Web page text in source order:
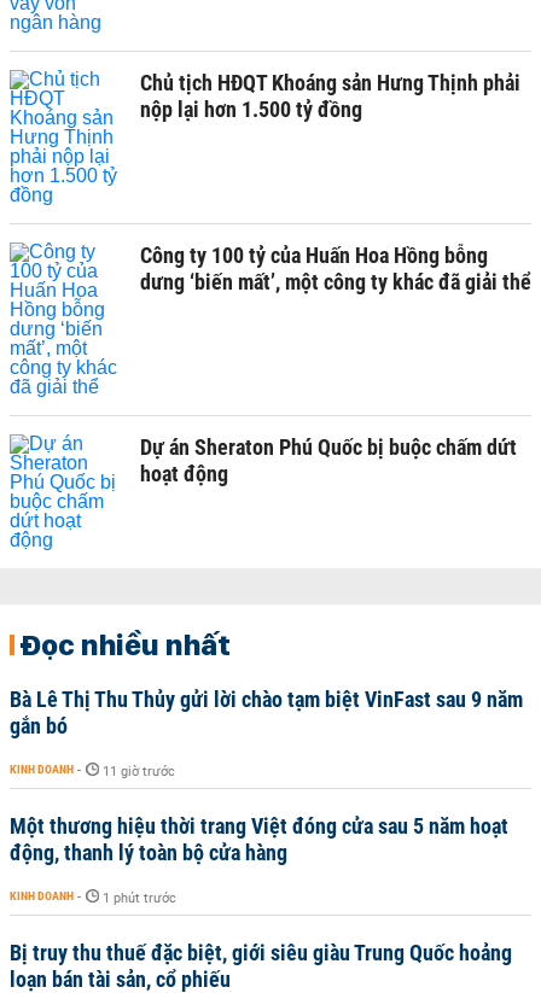
Chủ tịch HĐQT Khoáng sản Hưng Thịnh phải
nộp lại hơn 1.500 tỷ đồng
Công ty 100 tỷ của Huấn Hoa Hồng bỗng
dưng ‘biến mất’, một công ty khác đã giải thể
Dự án Sheraton Phú Quốc bị buộc chấm dứt
hoạt động
Đọc nhiều nhất
Bà Lê Thị Thu Thủy gửi lời chào tạm biệt VinFast sau 9 năm
gắn bó
KINH DOANH - 11 giờ trước
Một thương hiệu thời trang Việt đóng cửa sau 5 năm hoạt
động, thanh lý toàn bộ cửa hàng
KINH DOANH - 1 phút trước
Bị truy thu thuế đặc biệt, giới siêu giàu Trung Quốc hoảng
loạn bán tài sản, cổ phiếu